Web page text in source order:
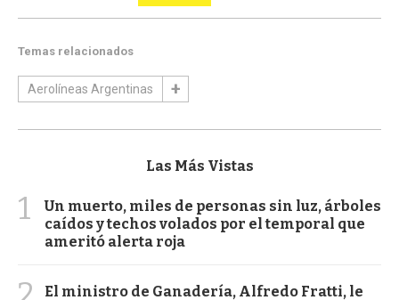
Temas relacionados
Aerolíneas Argentinas
Las Más Vistas
1
Un muerto, miles de personas sin luz, árboles
caídos y techos volados por el temporal que
ameritó alerta roja
El ministro de Ganadería, Alfredo Fratti, le